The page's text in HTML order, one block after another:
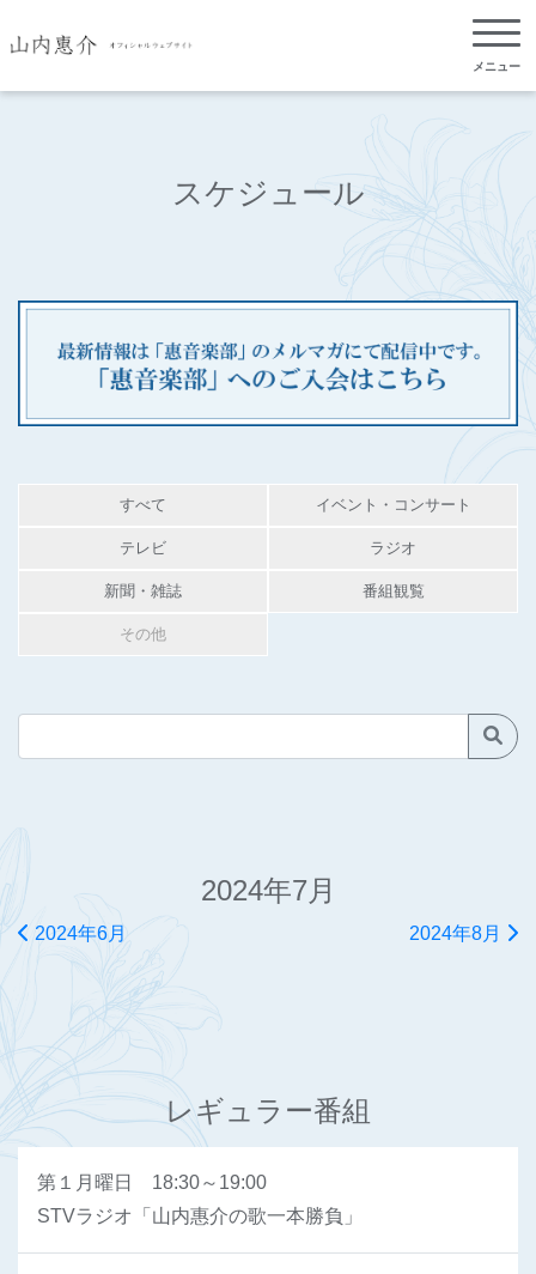
メニュー
スケジュール
すべて イベント・コンサート
テレビ ラジオ
新聞・雑誌 番組観覧
その他
2024年7月
2024年6月 2024年8月
レギュラー番組
第１月曜日 18:30～19:00
STVラジオ「山内惠介の歌一本勝負」